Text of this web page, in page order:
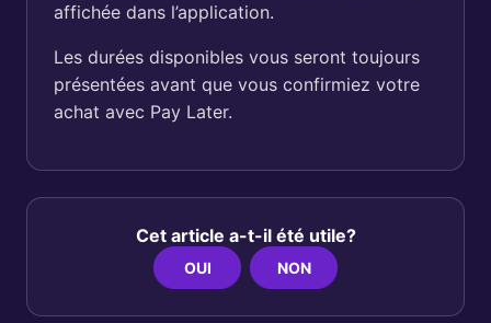
affichée dans l’application.
Les durées disponibles vous seront toujours
présentées avant que vous confirmiez votre
achat avec Pay Later.
Cet article a-t-il été utile?
OUI NON